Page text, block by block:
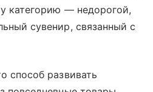
категорию — недорогой,
сувенир, связанный с
способ развивать